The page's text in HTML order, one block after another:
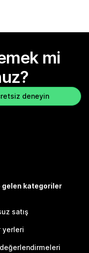
mi
deneyin
gelen kategoriler
satış
yerleri